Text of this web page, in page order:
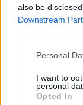
also be
Downstream
Please note
not limited to
grant or deny
use your data
Personal
I want to
personal
Opted In